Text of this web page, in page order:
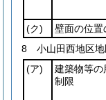
(ク)
壁面の位置
8 小山田西地区地
(ア)
建築物等の
制限